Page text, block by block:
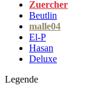
Zuercher
Beutlin
malle04
El-P
Hasan
Deluxe
Legende